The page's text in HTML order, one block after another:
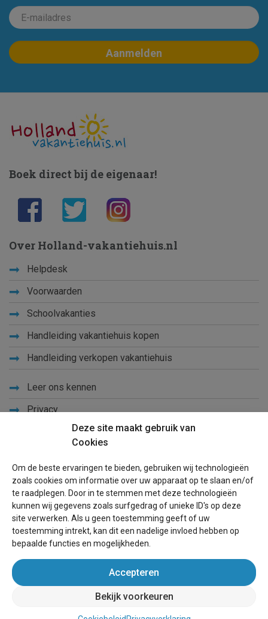
Deze site maakt gebruik van
Cookies
Om de beste ervaringen te bieden, gebruiken wij technologieën
zoals cookies om informatie over uw apparaat op te slaan en/of
te raadplegen. Door in te stemmen met deze technologieën
kunnen wij gegevens zoals surfgedrag of unieke ID's op deze
site verwerken. Als u geen toestemming geeft of uw
toestemming intrekt, kan dit een nadelige invloed hebben op
bepaalde functies en mogelijkheden.
Accepteren
Bekijk voorkeuren
Boek direct bij de eigenaar!
Over Holland-vakantiehuis.nl
Helpdesk
Voorwaarden
Schoolvakanties
Handleiding vakantiehuis kopen
Handleiding verkopen vakantiehuis
Leer ons kennen
Privacy
Blog
Voor eigenaren
Een advertentie plaatsen
Succesvol verhuren vakantiewoning
wereldvakantiehuis.nl(vakantiehuizen wereldwijd)